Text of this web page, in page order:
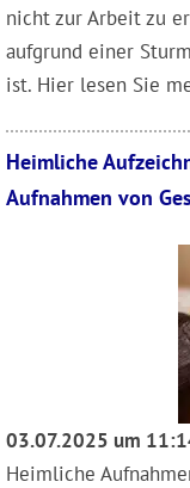
nicht zur Arbeit zu
aufgrund einer
ist. Hier lesen Sie
Heimliche
Aufnahmen von
03.07.2025 um
Heimliche